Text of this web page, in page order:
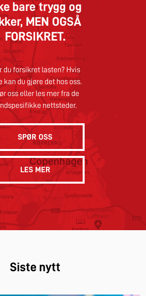
bare trygg og
MEN OGSÅ
FORSIKRET.
du forsikret lasten? Hvis
kan du gjøre det hos oss.
oss eller les mer fra de
nettsteder.
SPØR OSS
LES MER
Siste nytt